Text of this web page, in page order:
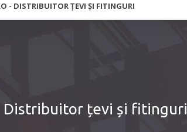
- DISTRIBUITOR ȚEVI ȘI FITINGURI
- Distribuitor țevi și fitinguri